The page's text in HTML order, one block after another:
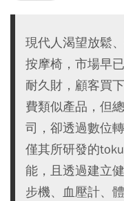
現代人渴望放鬆
按摩椅，市場早
耐久財，顧客買
費類似產品，但
司，卻透過數位
僅其所研發的
能，且透過建立
步機、血壓計、